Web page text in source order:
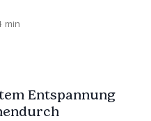
min
Entspannung